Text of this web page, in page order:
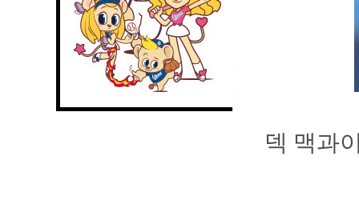
덱 맥과